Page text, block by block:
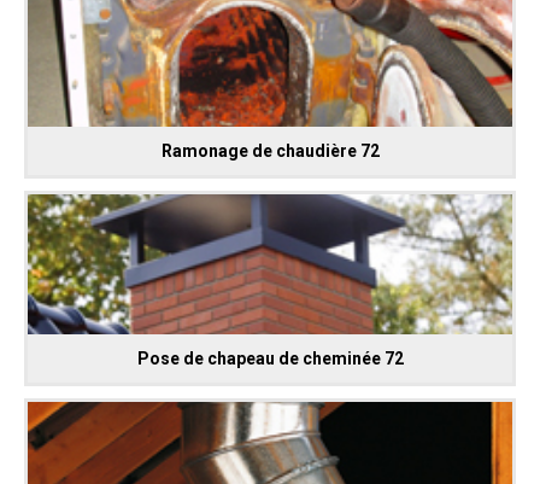
Ramonage de chaudière 72
Pose de chapeau de cheminée 72